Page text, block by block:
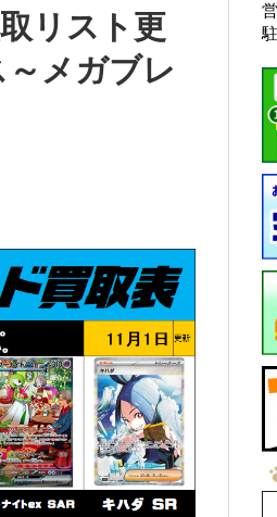
リスト更
メガブレ